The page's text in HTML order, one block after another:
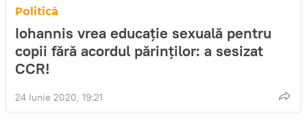
Politică
Iohannis vrea educație sexuală pentru
copii fără acordul părinților: a sesizat
CCR!
24 Iunie 2020, 19:21